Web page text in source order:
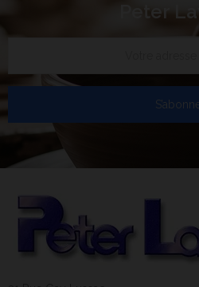
Peter